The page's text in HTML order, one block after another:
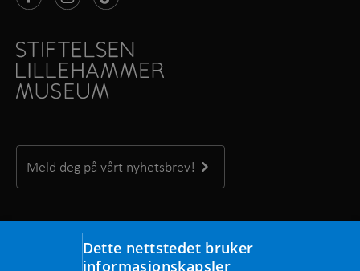
Meld deg på vårt nyhetsbrev!
Kontakt oss
Maihaugvegen 1, 2609 Lillehammer
Dette nettstedet bruker
informasjonskapsler